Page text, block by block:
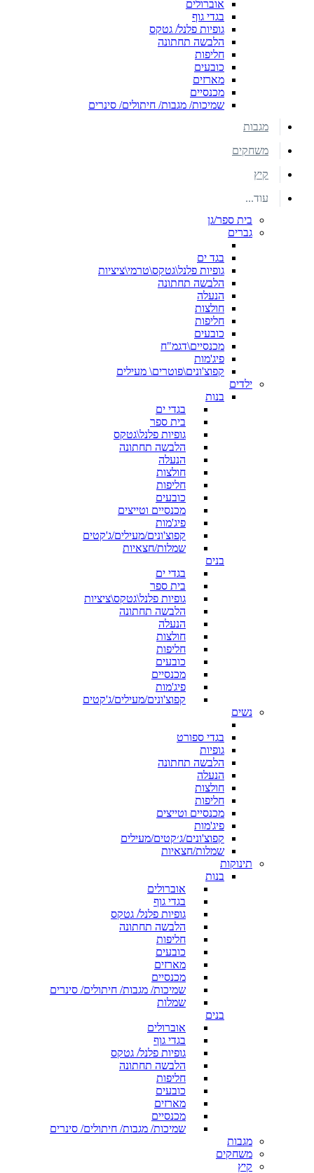
אוברולים
בגדי גוף
גופיות פלנל/ גטקס
הלבשה תחתונה
חליפות
כובעים
מארזים
מכנסיים
שמיכות/ מגבות/ חיתולים/ סינרים
מגבות
משחקים
קיץ
עוד...
בית ספר/גן
גברים
בגד ים
גופיות פלנל\גטקס\טרמי\ציציות
הלבשה תחתונה
הנעלה
חולצות
חליפות
כובעים
מכנסיים\דגמ"ח
פיג'מות
קפוצ'ונים\פוטרים\ מעילים
ילדים
בנות
בגדי ים
בית ספר
גופיות פלנל\גטקס
הלבשה תחתונה
הנעלה
חולצות
חליפות
כובעים
מכנסיים וטייצים
פיג'מות
קפוצ'ונים/מעילים/ג'קטים
שמלות/חצאיות
בנים
בגדי ים
בית ספר
גופיות פלנל\גטקס\ציציות
הלבשה תחתונה
הנעלה
חולצות
חליפות
כובעים
מכנסיים
פיג'מות
קפוצ'ונים/מעילים/ג'קטים
נשים
בגדי ספורט
גופיות
הלבשה תחתונה
הנעלה
חולצות
חליפות
מכנסיים וטייצים
פיג'מות
קפוצ'ונים/ג׳קטים/מעילים
שמלות/חצאיות
תינוקות
בנות
אוברולים
בגדי גוף
גופיות פלנל/ גטקס
הלבשה תחתונה
חליפות
כובעים
מארזים
מכנסיים
שמיכות/ מגבות/ חיתולים/ סינרים
שמלות
בנים
אוברולים
בגדי גוף
גופיות פלנל/ גטקס
הלבשה תחתונה
חליפות
כובעים
מארזים
מכנסיים
שמיכות/ מגבות/ חיתולים/ סינרים
מגבות
משחקים
קיץ